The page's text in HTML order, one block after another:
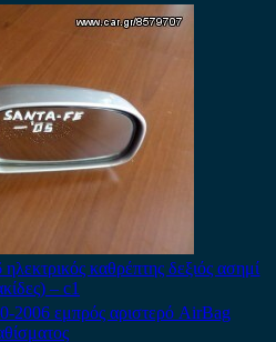
καθρέπτης δεξιός ασημί
– c1